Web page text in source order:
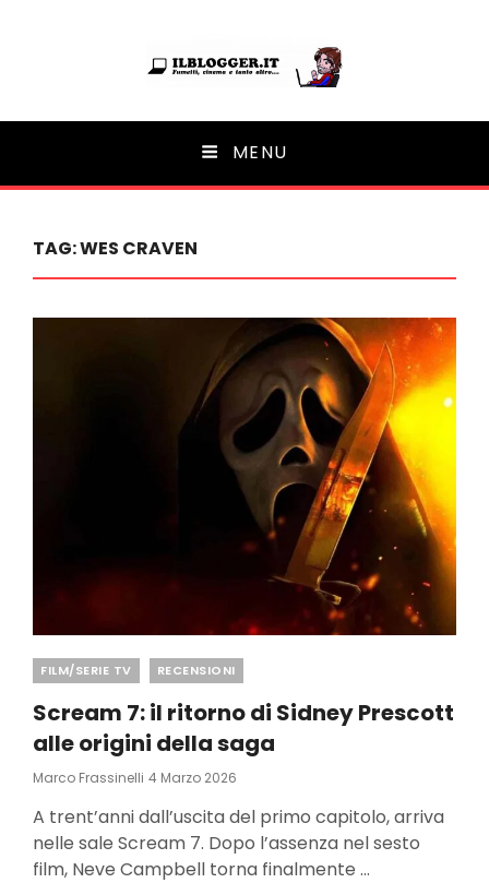
Ilblogger.it
Il portalino di blog | MENU
TAG:WES CRAVEN
Categories
FILM/SERIE TV RECENSIONI
Scream 7: il ritorno di Sidney Prescott
alle origini della saga
Marco Frassinelli Posted
4 Marzo 2026
A trent’anni dall’uscita del primo capitolo, arriva
nelle sale Scream 7. Dopo l’assenza nel sesto
film, Neve Campbell torna finalmente …